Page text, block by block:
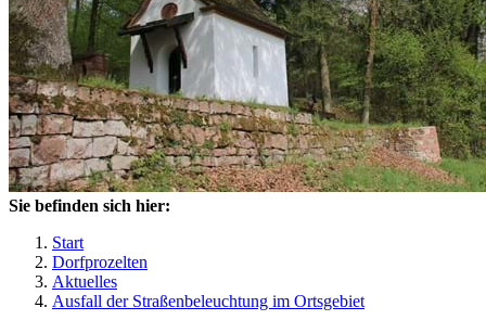
Sie befinden sich hier:
Start
Dorfprozelten
Aktuelles
Ausfall der Straßenbeleuchtung im Ortsgebiet